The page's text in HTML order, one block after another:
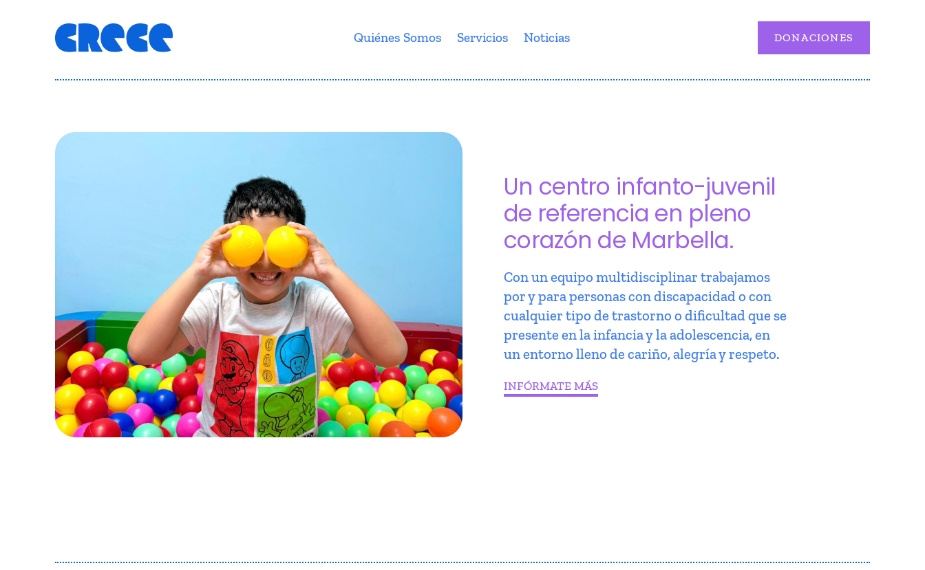
Quiénes Somos Servicios Noticias DONACIONES
Un centro infanto-juvenil
de referencia en pleno
corazón de Marbella.
Con un equipo multidisciplinar trabajamos
por y para personas con discapacidad o con
cualquier tipo de trastorno o dificultad que se
presente en la infancia y la adolescencia, en
un entorno lleno de cariño, alegría y respeto.
INFÓRMATE MÁS